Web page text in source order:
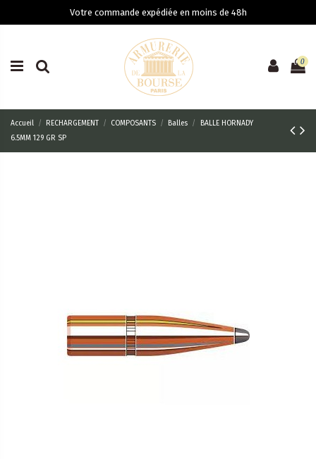
Votre commande expédiée en moins de 48h
0
Accueil RECHARGEMENT COMPOSANTS Balles
BALLE HORNADY
6.5MM 129 GR SP